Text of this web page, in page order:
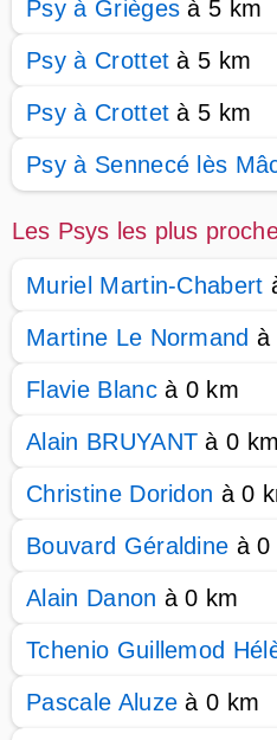
Psy à Grièges à 5 km
Psy à Crottet à 5 km
Psy à Crottet à 5 km
Psy à Sennecé lès
Les Psys les plus
Muriel Martin-Chabert
Martine Le Normand à
Flavie Blancà 0 km
Alain BRUYANT à 0 km
Christine Doridon à 0
Bouvard Géraldine à 0
Alain Danon à 0 km
Tchenio Guillemod
Pascale Aluze à 0 km